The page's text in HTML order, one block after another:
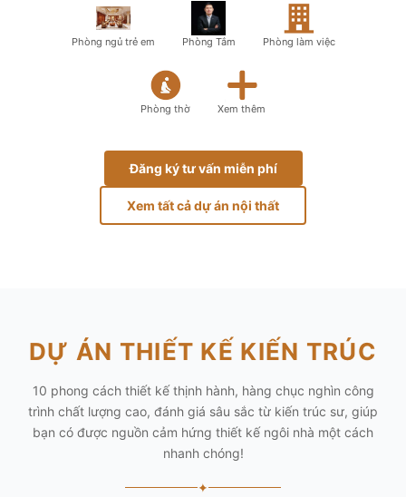
Phòng ngủ trẻ em Phòng Tắm Phòng làm việc
Phòng thờ Xem thêm
Đăng ký tư vấn miễn phí
Xem tất cả dự án nội thất
DỰ ÁN THIẾT KẾ KIẾN TRÚC
10 phong cách thiết kế thịnh hành, hàng chục nghìn công
trình chất lượng cao, đánh giá sâu sắc từ kiến trúc sư, giúp
bạn có được nguồn cảm hứng thiết kế ngôi nhà một cách
nhanh chóng!
✦